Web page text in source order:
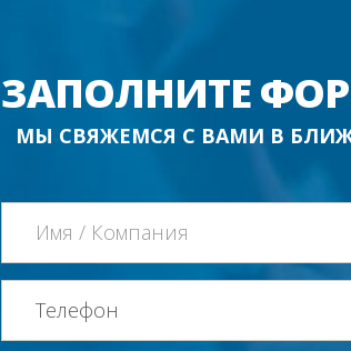
ЗАПОЛНИТЕ
МЫ СВЯЖЕМСЯ С ВАМИ В